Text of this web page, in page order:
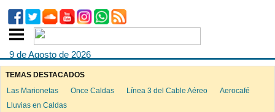
9 de Agosto de 2026
TEMAS DESTACADOS
Las Marionetas
Once Caldas Línea 3 del Cable Aéreo
Aerocafé
Lluvias en Caldas